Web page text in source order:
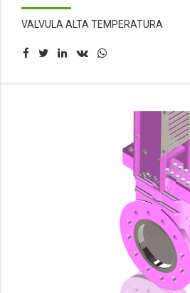
VALVULA ALTA TEMPERATURA